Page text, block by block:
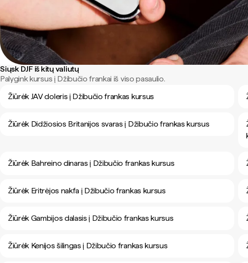
Siųsk DJF iš kitų valiutų
Palygink kursus į Džibučio frankai iš viso pasaulio.
Žiūrėk JAV doleris į Džibučio frankas kursus
Žiūrėk Didžiosios Britanijos svaras į Džibučio frankas kursus
Žiūrėk Bahreino dinaras į Džibučio frankas kursus
Žiūrėk Eritrėjos nakfa į Džibučio frankas kursus
Žiūrėk Gambijos dalasis į Džibučio frankas kursus
Žiūrėk Kenijos šilingas į Džibučio frankas kursus